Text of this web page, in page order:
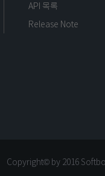
API 목록
Release Note
Copyright© by 2016